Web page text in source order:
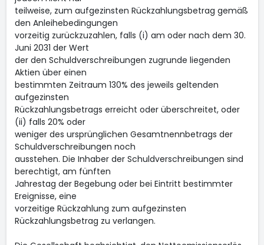
teilweise, zum aufgezinsten Rückzahlungsbetrag gemäß
den Anleihebedingungen
vorzeitig zurückzuzahlen, falls (i) am oder nach dem 30.
Juni 2031 der Wert
der den Schuldverschreibungen zugrunde liegenden
Aktien über einen
bestimmten Zeitraum 130% des jeweils geltenden
aufgezinsten
Rückzahlungsbetrags erreicht oder überschreitet, oder
(ii) falls 20% oder
weniger des ursprünglichen Gesamtnennbetrags der
Schuldverschreibungen noch
ausstehen. Die Inhaber der Schuldverschreibungen sind
berechtigt, am fünften
Jahrestag der Begebung oder bei Eintritt bestimmter
Ereignisse, eine
vorzeitige Rückzahlung zum aufgezinsten
Rückzahlungsbetrag zu verlangen.